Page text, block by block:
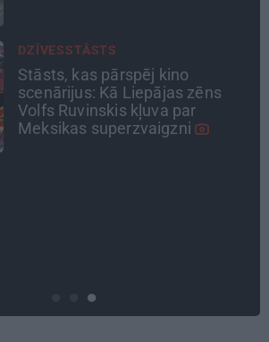
TAVS ĀRSTS
«Manā kabinetā bijusi teju visa
Liepāja.» Ārste Ingrīda
Gardovska par vairāk nekā 50
gadiem medicīnā